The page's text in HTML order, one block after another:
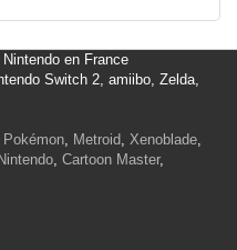
en France
Switch 2, amiibo, Zelda,
Pokémon, Metroid, Xenoblade,
, Cartoon Master,